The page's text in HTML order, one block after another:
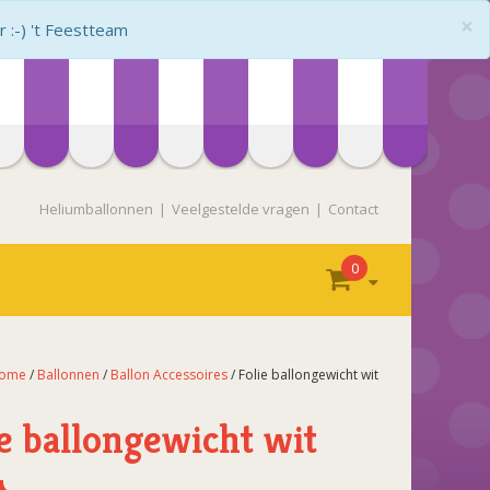
×
:-) 't Feestteam
Heliumballonnen Veelgestelde vragen Contact
0
/ Ballonnen / Ballon Accessoires/ Folie ballongewicht wit
ballongewicht wit